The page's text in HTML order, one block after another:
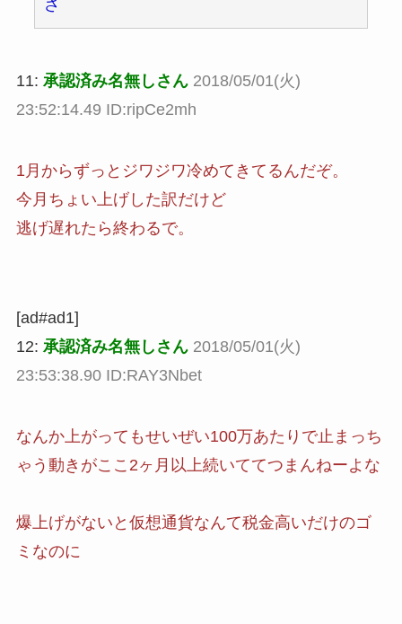
さ
11: 承認済み名無しさん 2018/05/01(火)
23:52:14.49 ID:ripCe2mh
1月からずっとジワジワ冷めてきてるんだぞ。
今月ちょい上げした訳だけど
逃げ遅れたら終わるで。
[ad#ad1]
12: 承認済み名無しさん 2018/05/01(火)
23:53:38.90 ID:RAY3Nbet
なんか上がってもせいぜい100万あたりで止まっち
ゃう動きがここ2ヶ月以上続いててつまんねーよな
爆上げがないと仮想通貨なんて税金高いだけのゴ
ミなのに